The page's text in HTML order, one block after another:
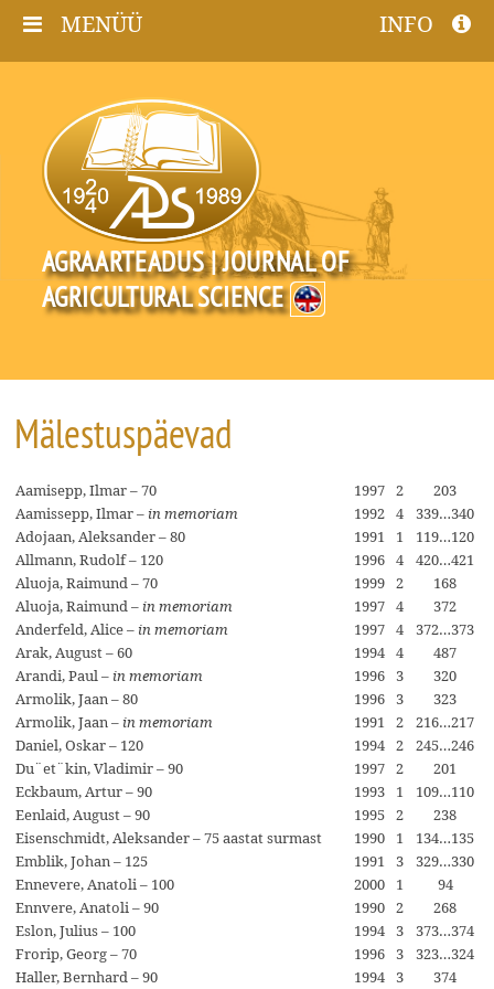
MENÜÜ INFO
AGRAARTEADUS | JOURNAL OF
AGRICULTURAL SCIENCE
Mälestuspäevad
Aamisepp, Ilmar – 70 1997 2
203
Aamissepp, Ilmar –in memoriam 1992 4
339…340
Adojaan, Aleksander – 80
1991 1
119…120
Allmann, Rudolf – 120
1996 4
420…421
Aluoja, Raimund – 70
1999 2
168
Aluoja, Raimund –in memoriam 1997 4
372
Anderfeld, Alice –in memoriam 1997 4
372…373
Arak, August – 60
1994 4
487
Arandi, Paul –in memoriam 1996 3
320
Armolik, Jaan – 80
1996 3
323
Armolik, Jaan –in memoriam 1991 2
216…217
Daniel, Oskar – 120
1994 2
245…246
Du¨et¨kin, Vladimir – 90
1997 2
201
Eckbaum, Artur – 90
1993 1
109…110
Eenlaid, August – 90
1995 2
238
Eisenschmidt, Aleksander – 75 aastat surmast
1990 1
134…135
Emblik, Johan – 125
1991 3
329…330
Ennevere, Anatoli – 100
2000 1
94
Ennvere, Anatoli – 90
1990 2
268
Eslon, Julius – 100
1994 3
373…374
Frorip, Georg – 70
1996 3
323…324
Haller, Bernhard – 90
1994 3 374